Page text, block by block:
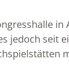
jedoch seit